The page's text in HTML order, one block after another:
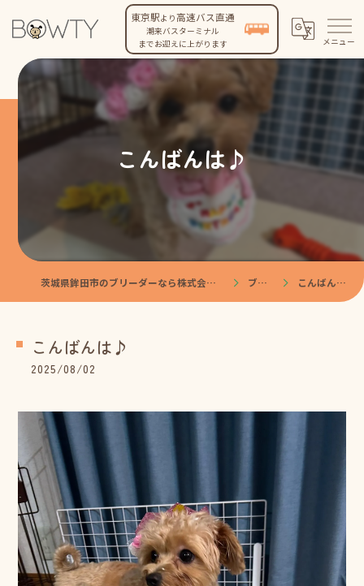
東京駅より高速バス直通
潮来バスターミナル
までお迎えに上がります
こんばんは♪
茨城県鉾田市のブリーダーなら株式会社BOWTY ブログ こんばんは♪
こんばんは♪
2025/08/02